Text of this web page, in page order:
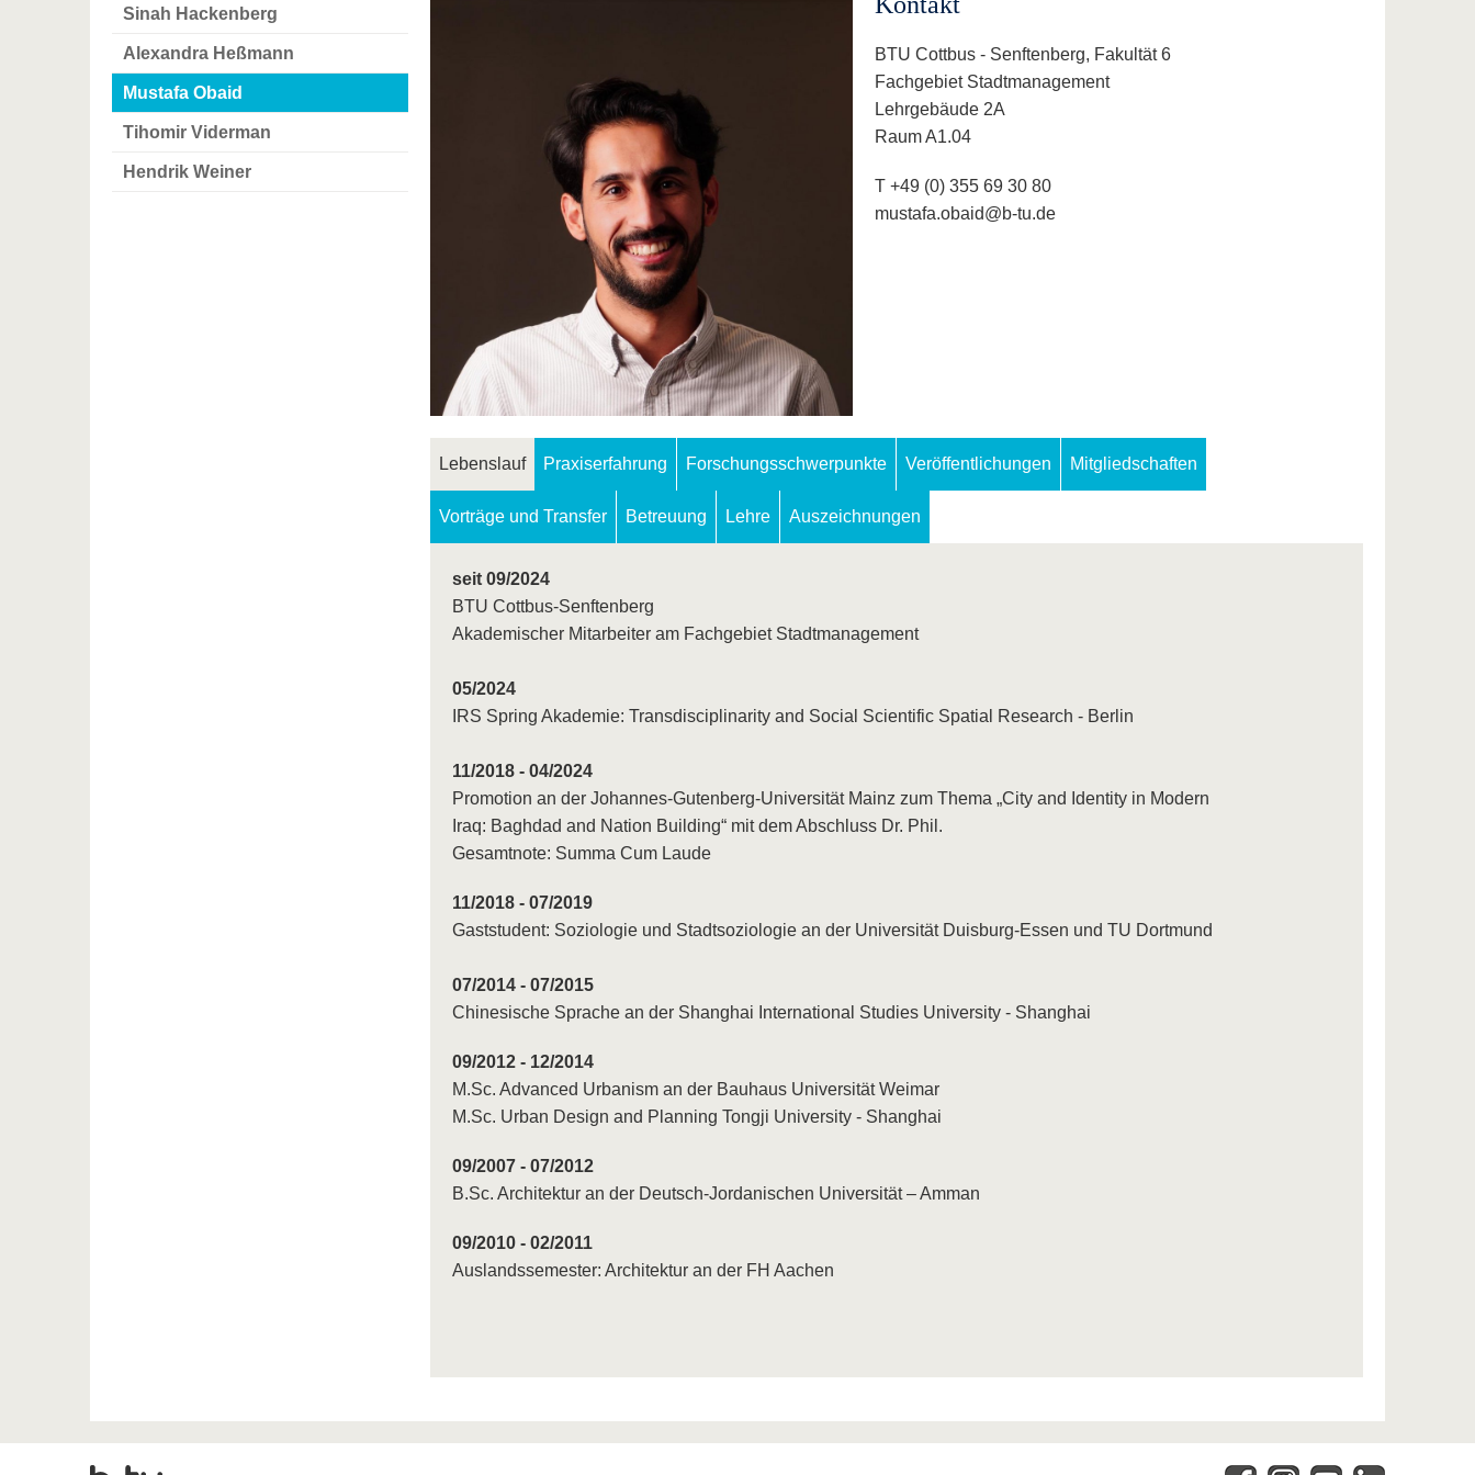
Sinah Hackenberg
Alexandra Heßmann
Mustafa Obaid
Tihomir Viderman
Hendrik Weiner
BTU Cottbus - Senftenberg, Fakultät 6
Fachgebiet Stadtmanagement
Lehrgebäude 2A
Raum A1.04
T +49 (0) 355 69 30 80
mustafa.obaid@b-tu.de
Lebenslauf Praxiserfahrung Forschungsschwerpunkte Veröffentlichungen Mitgliedschaften
Vorträge und Transfer Betreuung Lehre Auszeichnungen
seit 09/2024
BTU Cottbus-Senftenberg
Akademischer Mitarbeiter am Fachgebiet Stadtmanagement
05/2024
IRS Spring Akademie: Transdisciplinarity and Social Scientific Spatial Research - Berlin
11/2018 - 04/2024
Promotion an der Johannes-Gutenberg-Universität Mainz zum Thema „City and Identity in Modern
Iraq: Baghdad and Nation Building“ mit dem Abschluss Dr. Phil.
Gesamtnote: Summa Cum Laude
11/2018 - 07/2019
Gaststudent: Soziologie und Stadtsoziologie an der Universität Duisburg-Essen und TU Dortmund
07/2014 - 07/2015
Chinesische Sprache an der Shanghai International Studies University - Shanghai
09/2012 - 12/2014
M.Sc. Advanced Urbanism an der Bauhaus Universität Weimar
M.Sc. Urban Design and Planning Tongji University - Shanghai
09/2007 - 07/2012
B.Sc. Architektur an der Deutsch-Jordanischen Universität – Amman
09/2010 - 02/2011
Auslandssemester: Architektur an der FH Aachen